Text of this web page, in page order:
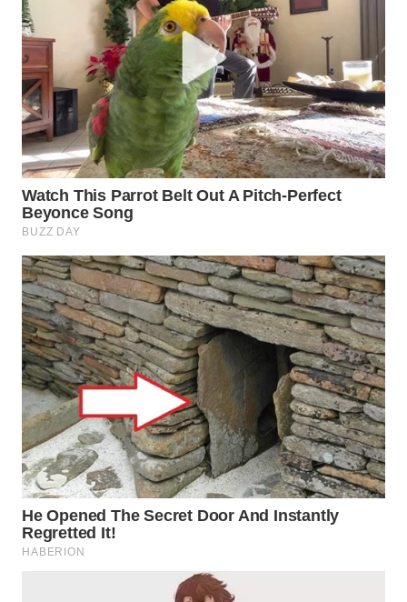
WN
BEKASI
WN
BOGOR
WN
DEPOK
WN
TAPANULI
UTARA
WN
SAMOSIR
WN
PADANG
LAWAS
SUMEDANG